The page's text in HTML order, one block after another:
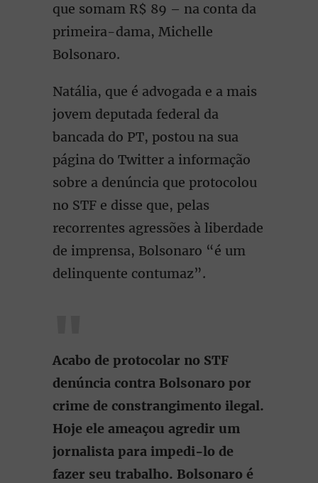
que somam R$ 89 – na conta da
primeira-dama, Michelle
Bolsonaro.
Natália, que é advogada e a mais
jovem deputada federal da
bancada do PT, postou na sua
página do Twitter a informação
sobre a denúncia que protocolou
no STF e disse que, pelas
recorrentes agressões à liberdade
de imprensa, Bolsonaro “é um
delinquente contumaz”.
Acabo de protocolar no STF
denúncia contra Bolsonaro por
crime de constrangimento ilegal.
Hoje ele ameaçou agredir um
jornalista para impedi-lo de
fazer seu trabalho. Bolsonaro é